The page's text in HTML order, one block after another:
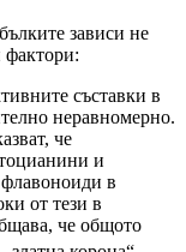
зависи не
фактори:
съставки в
неравномерно.
че
и
в
от тези в
че общото